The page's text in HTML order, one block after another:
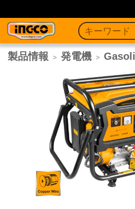
製品情報 > 発電機 >